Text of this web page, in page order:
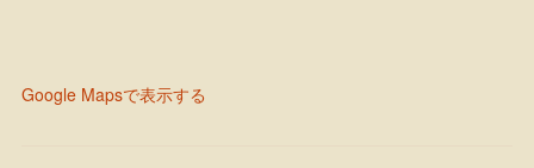
Google Mapsで表示する